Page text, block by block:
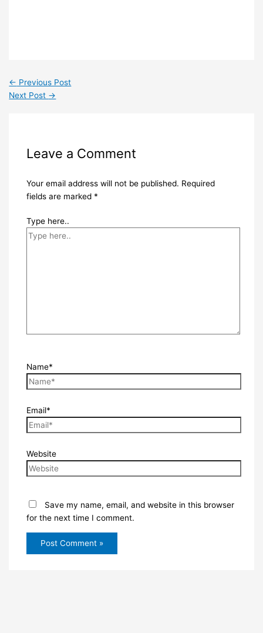
← Previous Post
Next Post →
Leave a Comment
Your email address will not be published. Required
fields are marked *
Type here..
Name*
Email*
Website
Save my name, email, and website in this browser
for the next time I comment.